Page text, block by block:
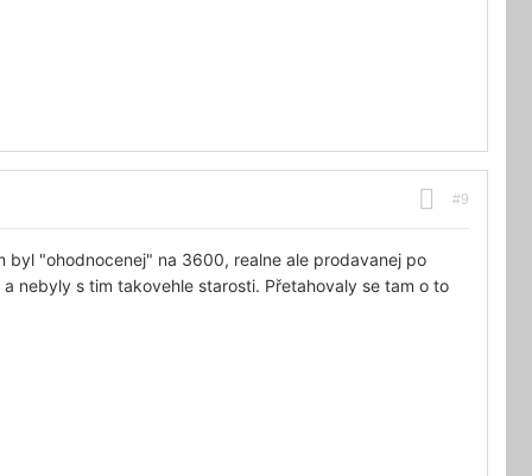
#9
"ohodnocenej" na 3600, realne ale prodavanej po
nebyly s tim takovehle starosti. Přetahovaly se tam o to